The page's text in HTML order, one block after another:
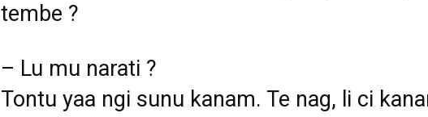
tembe ?
– Lu mu narati ?
Tontu yaa ngi sunu kanam. Te nag, li ci